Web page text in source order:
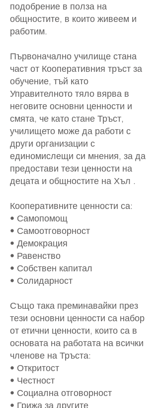
подобрение в полза на
общностите, в които живеем и
работим.
Първоначално училище стана
част от Кооперативния тръст за
обучение, тъй като
Управителното тяло вярва в
неговите основни ценности и
смята, че като стане Тръст,
училището може да работи с
други организации с
единомислещи си мнения, за да
предостави тези ценности на
децата и общностите на Хъл .
Кооперативните ценности са:
• Самопомощ
• Самоотговорност
• Демокрация
• Равенство
• Собствен капитал
• Солидарност
Също така преминавайки през
тези основни ценности са набор
от етични ценности, които са в
основата на работата на всички
членове на Тръста:
• Откритост
• Честност
• Социална отговорност
• Грижа за другите